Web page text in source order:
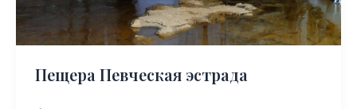
Пещера Певческая эстрада